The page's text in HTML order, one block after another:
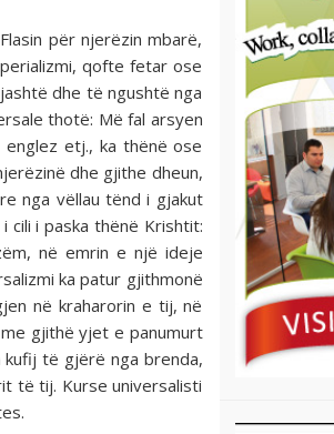
për njerëzin mbarë,
qofte fetar ose
dhe të ngushtë nga
thotë: Më fal arsyen
etj., ka thënë ose
dhe gjithe dheun,
nga vëllau tënd i gjakut
i paska thënë Krishtit:
në emrin e një ideje
ka patur gjithmonë
në kraharorin e tij, në
gjithë yjet e panumurt
të gjërë nga brenda,
të tij. Kurse universalisti